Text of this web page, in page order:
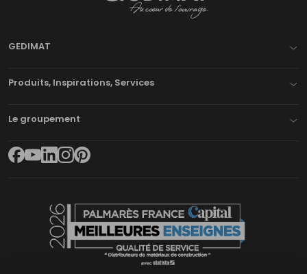
GEDIMAT
Produits, Inspirations, Services
Le groupement